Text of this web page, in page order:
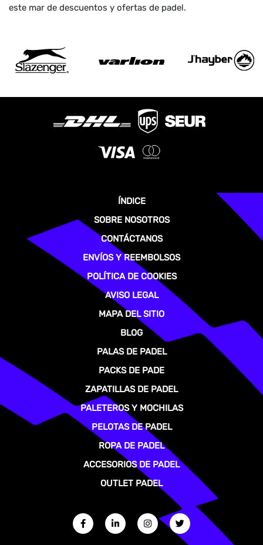
este mar de descuentos y ofertas de padel.
ÍNDICE
SOBRE NOSOTROS
CONTÁCTANOS
ENVÍOS Y REEMBOLSOS
POLÍTICA DE COOKIES
AVISO LEGAL
MAPA DEL SITIO
BLOG
PALAS DE PADEL
PACKS DE PADE
ZAPATILLAS DE PADEL
PALETEROS Y MOCHILAS
PELOTAS DE PADEL
ROPA DE PADEL
ACCESORIOS DE PADEL
OUTLET PADEL